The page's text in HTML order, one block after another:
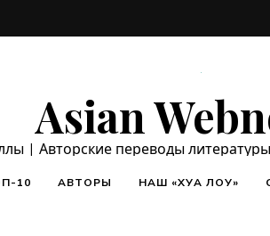
Asian
| Авторские переводы
10 АВТОРЫ НАШ «ХУА ЛОУ»